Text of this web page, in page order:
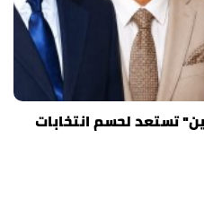
تستعد لحسم انتخابات